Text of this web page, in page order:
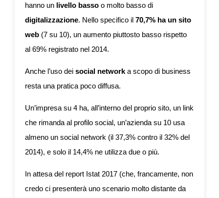
hanno un livello basso o molto basso di
digitalizzazione. Nello specifico il70,7% ha un sito
web (7 su 10), un aumento piuttosto basso rispetto
al 69% registrato nel 2014.
Anche l’uso deisocial networka scopo di business
resta una pratica poco diffusa.
Un’impresa su 4 ha, all’interno del proprio sito, un link
che rimanda al profilo social, un’azienda su 10 usa
almeno un social network (il 37,3% contro il 32% del
2014), e solo il 14,4% ne utilizza due o più.
In attesa del report Istat 2017 (che, francamente, non
credo ci presenterà uno scenario molto distante da